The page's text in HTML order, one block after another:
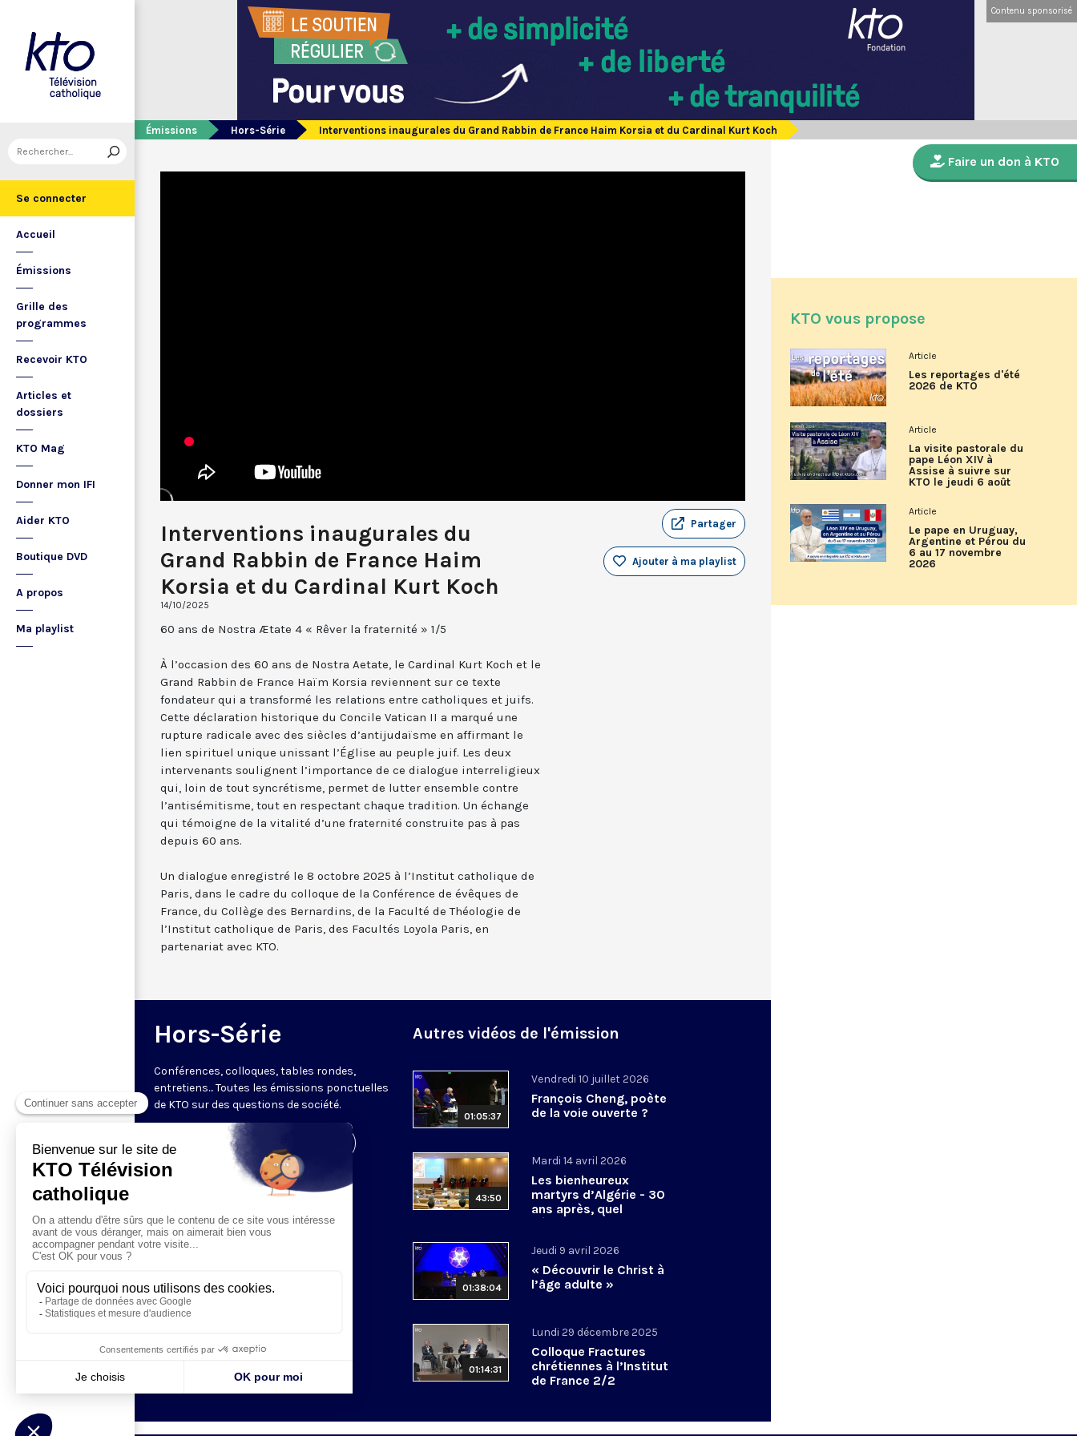
Se connecter
Accueil
Émissions
Grille des
programmes
Recevoir KTO
Articles et
dossiers
KTO Mag
Donner mon IFI
Aider KTO
Boutique DVD
A propos
Ma playlist
Contenu sponsorisé
Émissions Hors-Série Interventions inaugurales du Grand Rabbin de France Haim Korsia et du Cardinal Kurt Koch
Interventions inaugurales du
Grand Rabbin de France Haim
Korsia et du Cardinal Kurt Koch
14/10/2025
Partager
Ajouter à ma playlist
60 ans de Nostra Ætate 4 « Rêver la fraternité » 1/5
À l’occasion des 60 ans de Nostra Aetate, le Cardinal Kurt Koch et le
Grand Rabbin de France Haïm Korsia reviennent sur ce texte
fondateur qui a transformé les relations entre catholiques et juifs.
Cette déclaration historique du Concile Vatican II a marqué une
rupture radicale avec des siècles d’antijudaïsme en affirmant le
lien spirituel unique unissant l’Église au peuple juif. Les deux
intervenants soulignent l’importance de ce dialogue interreligieux
qui, loin de tout syncrétisme, permet de lutter ensemble contre
l’antisémitisme, tout en respectant chaque tradition. Un échange
qui témoigne de la vitalité d’une fraternité construite pas à pas
depuis 60 ans.
Un dialogue enregistré le 8 octobre 2025 à l’Institut catholique de
Paris, dans le cadre du colloque de la Conférence de évêques de
France, du Collège des Bernardins, de la Faculté de Théologie de
l’Institut catholique de Paris, des Facultés Loyola Paris, en
partenariat avec KTO.
Hors-Série
Conférences, colloques, tables rondes,
entretiens... Toutes les émissions ponctuelles
de KTO sur des questions de société.
Visiter la page de l'émission
Autres vidéos de l'émission
01:05:37
Vendredi 10 juillet 2026
François Cheng, poète
de la voie ouverte ?
43:50
Mardi 14 avril 2026
Les bienheureux
martyrs d’Algérie - 30
ans après, quel
héritage spirituel?
01:38:04
Jeudi 9 avril 2026
« Découvrir le Christ à
l’âge adulte »
01:14:31
Lundi 29 décembre 2025
Colloque Fractures
chrétiennes à l’Institut
de France 2/2
Faire un don à KTO
KTO vous propose
Article
Les reportages d'été
2026 de KTO
Article
La visite pastorale du
pape Léon XIV à
Assise à suivre sur
KTO le jeudi 6 août
Article
Le pape en Uruguay,
Argentine et Pérou du
6 au 17 novembre
2026